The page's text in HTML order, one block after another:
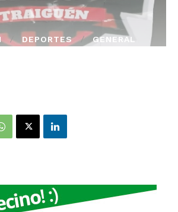
DEPORTES GENERAL